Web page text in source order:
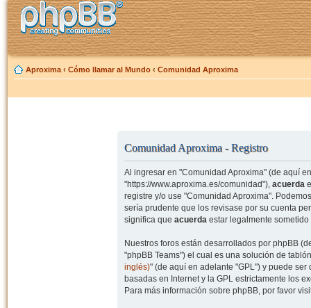
Aproxima ‹ Cómo llamar al Mundo ‹ Comunidad Aproxima
Comunidad Aproxima - Registro
Al ingresar en "Comunidad Aproxima" (de aquí
"https://www.aproxima.es/comunidad"), acuerda
registre y/o use "Comunidad Aproxima".
sería prudente que los revisase por su cuenta
significa que acuerdaestar legalmente sometido
Nuestros foros están desarrollados por phpBB
"phpBB Teams") el cual es una solución de
inglés)" (de aquí en adelante "GPL") y puede
basadas en Internet y la GPL estrictamente los
Para más información sobre phpBB, por favor